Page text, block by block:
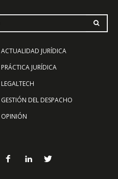
ACTUALIDAD JURÍDICA
PRÁCTICA JURÍDICA
LEGALTECH
GESTIÓN DEL DESPACHO
OPINIÓN